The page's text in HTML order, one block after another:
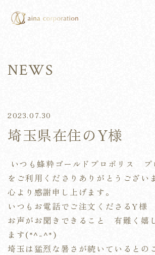
NEWS
2023.07.30
埼玉県在住のY様
いつも蜂粋ゴールドプロポリス プ
をご利用くださりありがとうござい
心より感謝申し上げます。
いつもお電話でご注文くださるY様
お声がお聞きできること 有難く嬉
ます(*^-^*)
埼玉は猛烈な暑さが続いているとの